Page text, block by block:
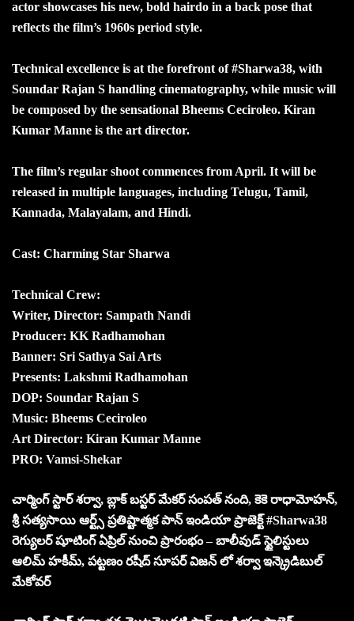
actor showcases his new, bold hairdo in a back pose that
reflects the film’s 1960s period style.
Technical excellence is at the forefront of #Sharwa38, with
Soundar Rajan S handling cinematography, while music will
be composed by the sensational Bheems Ceciroleo. Kiran
Kumar Manne is the art director.
The film’s regular shoot commences from April. It will be
released in multiple languages, including Telugu, Tamil,
Kannada, Malayalam, and Hindi.
Cast: Charming Star Sharwa
Technical Crew:
Writer, Director: Sampath Nandi
Producer: KK Radhamohan
Banner: Sri Sathya Sai Arts
Presents: Lakshmi Radhamohan
DOP: Soundar Rajan S
Music: Bheems Ceciroleo
Art Director: Kiran Kumar Manne
PRO: Vamsi-Shekar
చార్మింగ్ స్టార్ శర్వా, బ్లాక్ బస్టర్ మేకర్ సంపత్ నంది, కెకె రాధామోహన్,
శ్రీ సత్యసాయి ఆర్ట్స్ ప్రతిష్టాత్మక పాన్ ఇండియా ప్రాజెక్ట్ #Sharwa38
రెగ్యులర్ షూటింగ్ ఏప్రిల్ నుంచి ప్రారంభం – బాలీవుడ్ స్టైలిస్టులు
ఆలిమ్ హకీమ్, పట్టణం రషీద్‌ సూపర్ విజన్ లో శర్వా ఇన్క్రెడిబుల్
మేకోవర్